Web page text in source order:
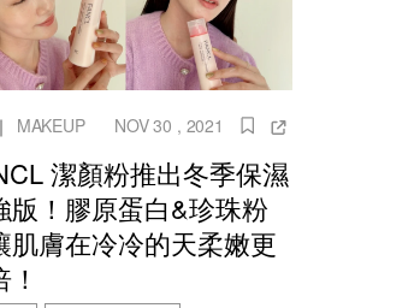
MAKEUP NOV 30 , 2021
潔顏粉推出冬季保濕
版！膠原蛋白&珍珠粉
肌膚在冷冷的天柔嫩更